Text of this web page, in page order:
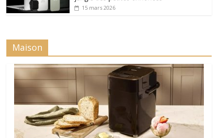
15 mars 2026
Maison